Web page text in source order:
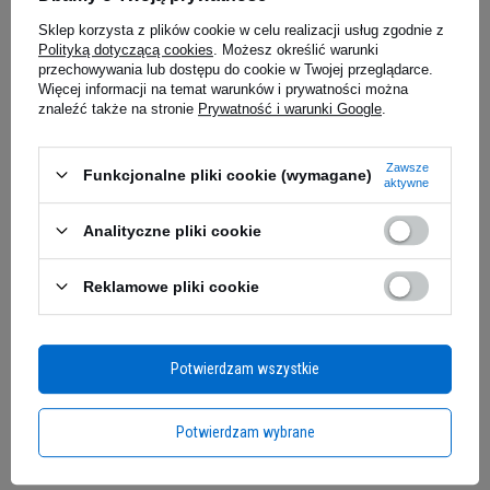
Czy Twoje ciało wykorzystuje
pełny potencjał spalania
tłuszczu?
Każdego dnia Twój organizm prowadzi
tłuszczowych przechowują ogromne zasoby
niewykorzystanego paliwa, które czeka na
właściwy moment, aby zostać uwolnione i
przekształcone w czystą energię. Problem
polega na tym, że współczesny styl życia –
49,99 zł
Kup teraz -wysyłka jutro
0,34 zł / g
Jeżeli powyższy opis jest dla Ciebie niewystarczający, prześlij nam swoje
pytanie odnośnie tego produktu. Postaramy się odpowiedzieć tak szybko jak
Dane są przetwarzane zgodnie z
Przesyłając je, akceptujesz jej postanowienia.
Sklep korzysta z plików cookie w celu realizacji usług zgodnie z
Polityką dotyczącą cookies . Możesz określić warunki
przechowywania lub dostępu do cookie w Twojej przeglądarce.
Więcej informacji na temat warunków i prywatności można
znaleźć także na stronie Prywatność i warunki Google
Funkcjonalne pliki cookie (wymagane)
Zawsze
aktywne
Analityczne pliki cookie
Reklamowe pliki cookie
Potwierdzam wybrane
Potwierdzam wszystkie